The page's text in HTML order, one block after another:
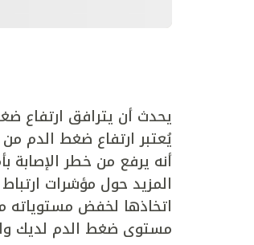
يحدث أن يترافق ارتفاع
يُعتبر ارتفاع ضغط الدم
أنه يرفع من خطر
المزيد حول مؤشرات
اتخاذها لخفض مستوياته
مستوى ضغط الدم لديك